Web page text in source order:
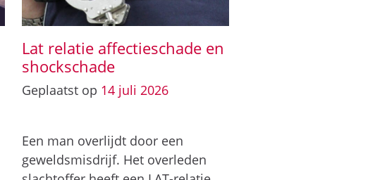
Lat relatie affectieschade en
shockschade
Geplaatst op 14 juli 2026
Een man overlijdt door een
geweldsmisdrijf. Het overleden